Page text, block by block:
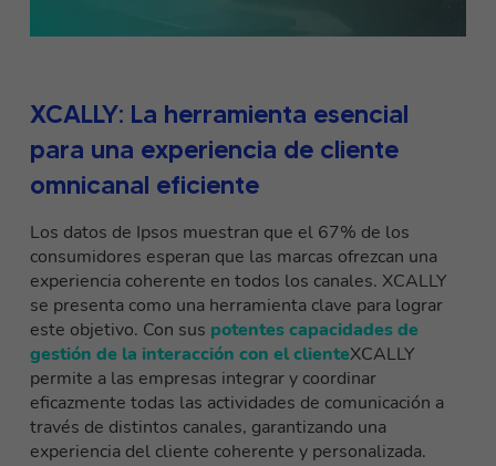
XCALLY: La herramienta esencial
para una experiencia de cliente
omnicanal eficiente
Los datos de Ipsos muestran que el 67% de los
consumidores esperan que las marcas ofrezcan una
experiencia coherente en todos los canales. XCALLY
se presenta como una herramienta clave para lograr
este objetivo. Con sus potentes capacidades de
gestión de la interacción con el clienteXCALLY
permite a las empresas integrar y coordinar
eficazmente todas las actividades de comunicación a
través de distintos canales, garantizando una
experiencia del cliente coherente y personalizada.